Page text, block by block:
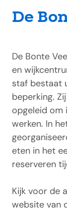
De
De Bonte
en
staf bestaat
beperking.
opgeleid om
werken. In
eten in het
reserveren
Kijk voor de
website van